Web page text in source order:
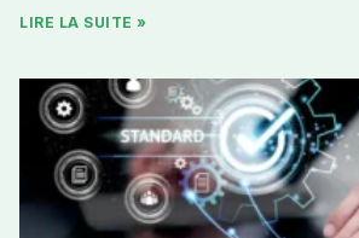
LIRE LA SUITE »